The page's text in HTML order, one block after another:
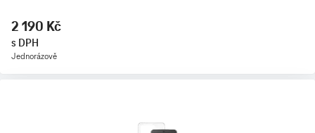
2 190 Kč
s DPH
Jednorázově